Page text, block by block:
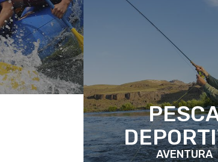
AVENTURA